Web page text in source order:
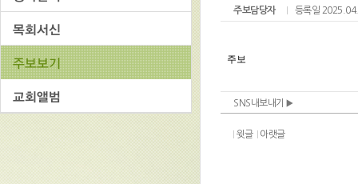
주보담당자 등록일
SNS내보내기
윗글 아랫글